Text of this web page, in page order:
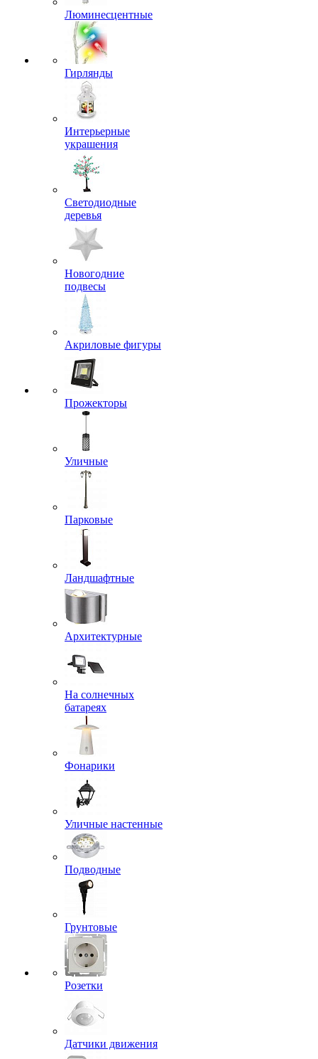
Люминесцентные
Гирлянды
Интерьерные
украшения
Светодиодные
деревья
Новогодние
подвесы
Акриловые фигуры
Прожекторы
Уличные
Парковые
Ландшафтные
Архитектурные
На солнечных
батареях
Фонарики
Уличные настенные
Подводные
Грунтовые
Розетки
Датчики движения